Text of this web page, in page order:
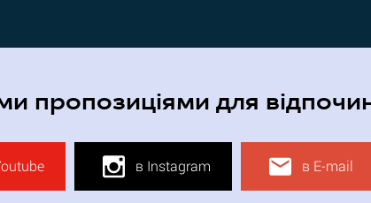
пропозиціями для
в Instagram в E-mail